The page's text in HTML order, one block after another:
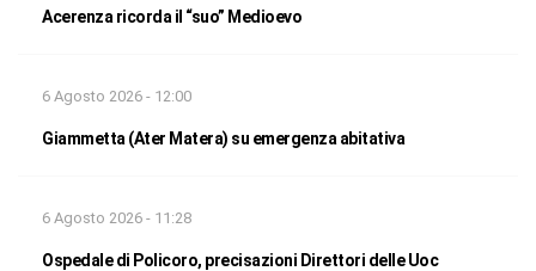
Acerenza ricorda il “suo” Medioevo
6 Agosto 2026 - 12:00
Giammetta (Ater Matera) su emergenza abitativa
6 Agosto 2026 - 11:28
Ospedale di Policoro, precisazioni Direttori delle Uoc